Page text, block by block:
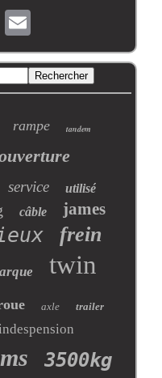
rampe tandem
service utilisé
câble james
frein
twin
axle trailer
3500kg